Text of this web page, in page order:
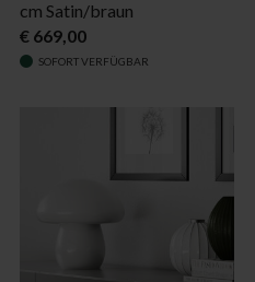
cm Satin/braun
€ 669,00
SOFORT VERFÜGBAR